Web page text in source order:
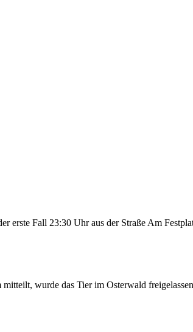
Fall 23:30 Uhr aus der Straße Am
wurde das Tier im Osterwald